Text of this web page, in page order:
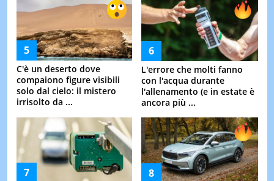
C'è un deserto dove
compaiono figure visibili
solo dal cielo: il mistero
irrisolto da ...
L'errore che molti fanno
con l'acqua durante
l'allenamento (e in estate è
ancora più ...